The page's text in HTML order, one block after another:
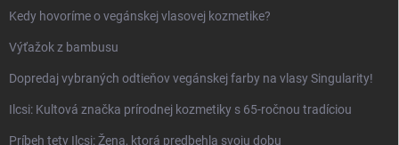
Kedy hovoríme o vegánskej vlasovej kozmetike?
Výťažok z bambusu
Dopredaj vybraných odtieňov vegánskej farby na vlasy Singularity!
Ilcsi: Kultová značka prírodnej kozmetiky s 65-ročnou tradíciou
Príbeh tety Ilcsi: Žena, ktorá predbehla svoju dobu